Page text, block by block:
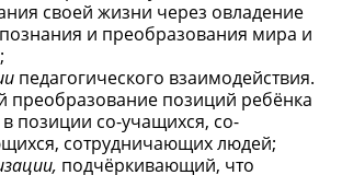
своей жизни через овладение
и преобразования мира и
педагогического взаимодействия.
позиций ребёнка
позиции со-учащихся, со-
сотрудничающих людей;
подчёркивающий, что